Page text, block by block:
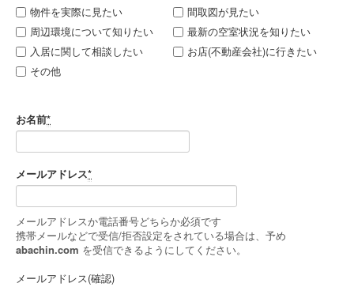
物件を実際に見たい
間取図が見たい
周辺環境について知りたい
最新の空室状況を知りたい
入居に関して相談したい
お店(不動産会社)に行きたい
その他
お名前*
メールアドレス*
メールアドレスか電話番号どちらか必須です
携帯メールなどで受信/拒否設定をされている場合は、予め
abachin.com を受信できるようにしてください。
メールアドレス(確認)